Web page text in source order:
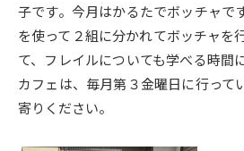
子です。今月はかるたでボッチャで
を使って２組に分かれてボッチャを
て、フレイルについても学べる時間
カフェは、毎月第３金曜日に行って
寄りください。